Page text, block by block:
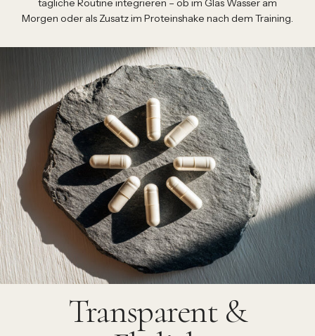
tägliche Routine integrieren – ob im Glas Wasser am
Morgen oder als Zusatz im Proteinshake nach dem Training.
Transparent &